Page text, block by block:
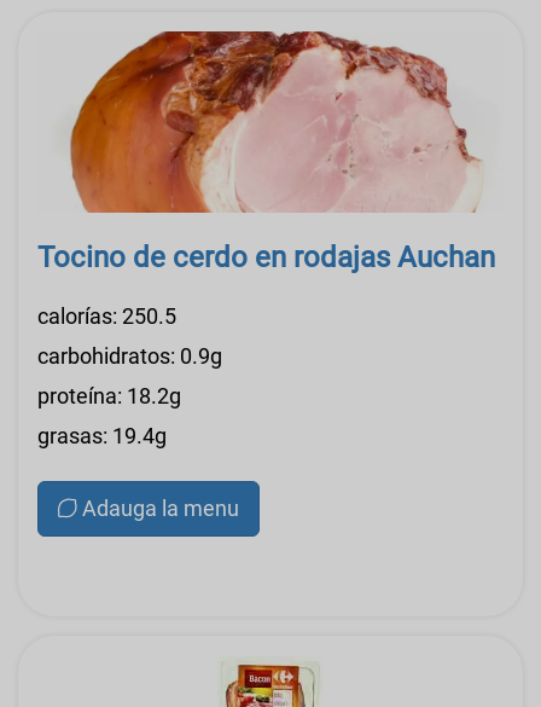
Tocino de cerdo en rodajas Auchan
calorías: 250.5
carbohidratos: 0.9g
proteína: 18.2g
grasas: 19.4g
Adauga la menu